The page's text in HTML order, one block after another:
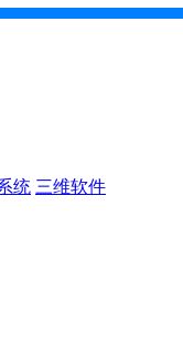
统 三维软件